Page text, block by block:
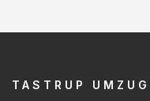
TASTRUP